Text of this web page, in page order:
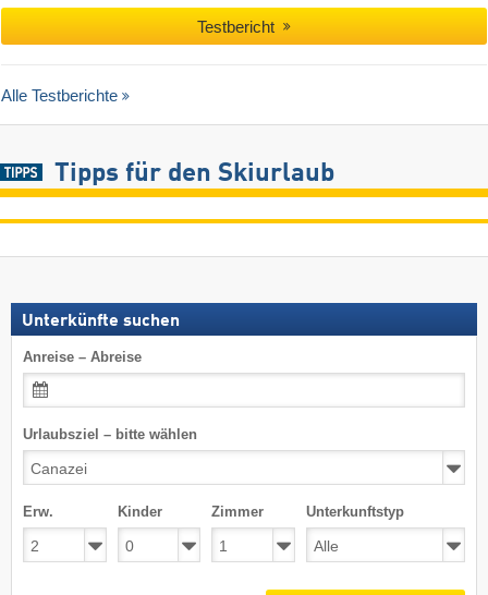
Testbericht
Alle Testberichte
Tipps für den Skiurlaub
Unterkünfte suchen
Anreise – Abreise
Urlaubsziel – bitte wählen
Erw. Kinder Zimmer Unterkunftstyp